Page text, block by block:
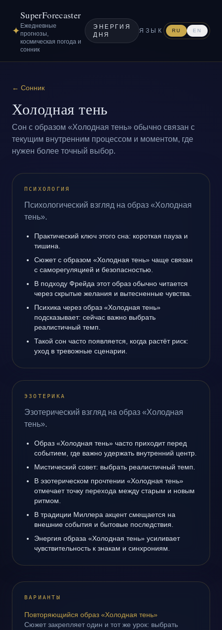
✦
SuperForecaster
Ежедневные
прогнозы,
космическая погода и
сонник
ЭНЕРГИЯ
ДНЯ
ЯЗЫК RU EN
← Сонник
Холодная тень
Сон с образом «Холодная тень» обычно связан с
текущим внутренним процессом и моментом, где
нужен более точный выбор.
ПСИХОЛОГИЯ
Психологический взгляд на образ «Холодная
тень».
Практический ключ этого сна: короткая пауза и
тишина.
Сюжет с образом «Холодная тень» чаще связан
с саморегуляцией и безопасностью.
В подходу Фрейда этот образ обычно читается
через скрытые желания и вытесненные чувства.
Психика через образ «Холодная тень»
подсказывает: сейчас важно выбрать
реалистичный темп.
Такой сон часто появляется, когда растёт риск:
уход в тревожные сценарии.
ЭЗОТЕРИКА
Эзотерический взгляд на образ «Холодная
тень».
Образ «Холодная тень» часто приходит перед
событием, где важно удержать внутренний центр.
Мистический совет: выбрать реалистичный темп.
В эзотерическом прочтении «Холодная тень»
отмечает точку перехода между старым и новым
ритмом.
В традиции Миллера акцент смещается на
внешние события и бытовые последствия.
Энергия образа «Холодная тень» усиливает
чувствительность к знакам и синхрониям.
ВАРИАНТЫ
Повторяющийся образ «Холодная тень»
Сюжет закрепляет один и тот же урок: выбрать